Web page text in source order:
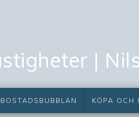
|
BOSTADSBUBBLAN KÖPA OCH